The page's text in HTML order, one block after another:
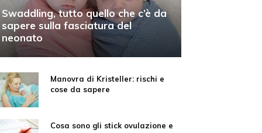
Swaddling, tutto quello che c’è da
sapere sulla fasciatura del
neonato
Manovra di Kristeller: rischi e
cose da sapere
Cosa sono gli stick ovulazione e